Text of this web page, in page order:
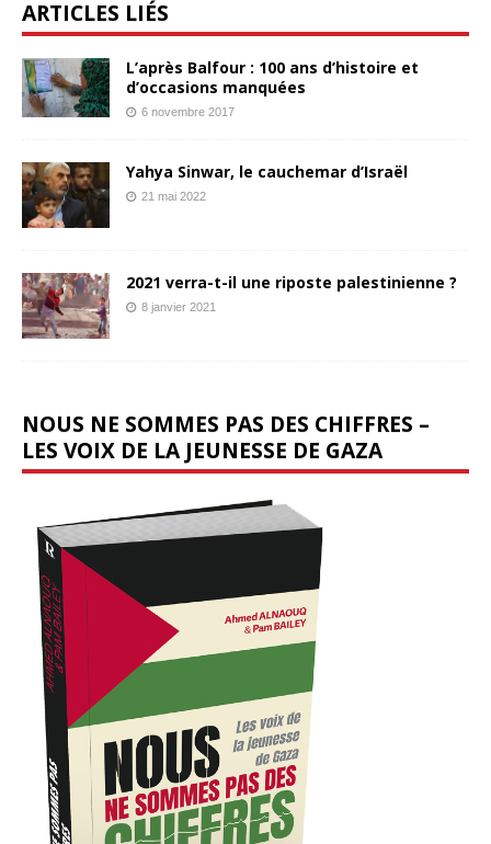
ARTICLES LIÉS
L’après Balfour : 100 ans d’histoire et
d’occasions manquées
6 novembre 2017
Yahya Sinwar, le cauchemar d’Israël
21 mai 2022
2021 verra-t-il une riposte palestinienne ?
8 janvier 2021
NOUS NE SOMMES PAS DES CHIFFRES –
LES VOIX DE LA JEUNESSE DE GAZA